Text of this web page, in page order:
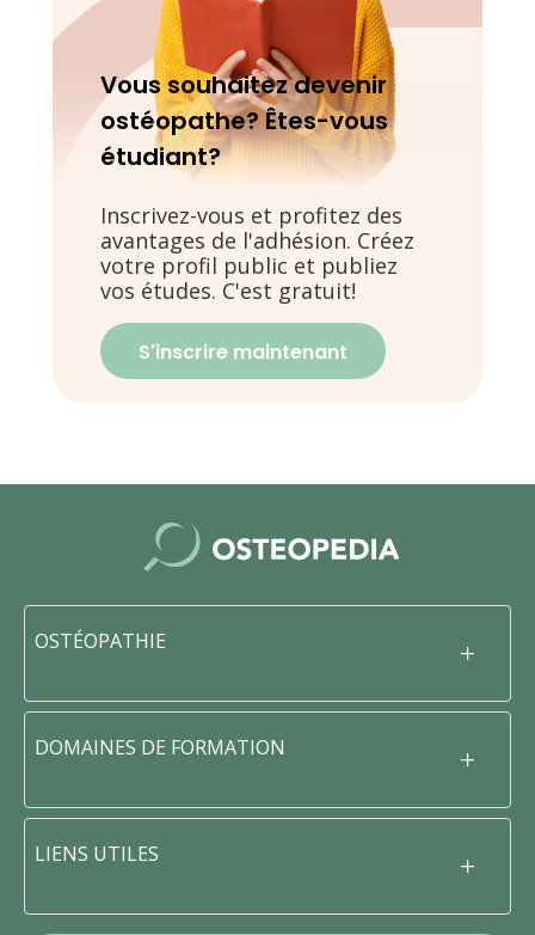
Vous souhaitez devenir
ostéopathe? Êtes-vous
étudiant?
Inscrivez-vous et profitez des
avantages de l'adhésion. Créez
votre profil public et publiez
vos études. C'est gratuit!
S'inscrire maintenant
OSTÉOPATHIE
DOMAINES DE FORMATION
LIENS UTILES